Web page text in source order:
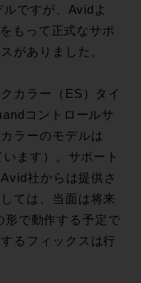
ですが、Avidよ
もって正式なサポ
がありました。
カラー（ES）タイ
コントロールサ
ラーのモデルは
ます）。サポート
社からは提供さ
ては、当面は将来
形で動作する予定で
るフィックスは行